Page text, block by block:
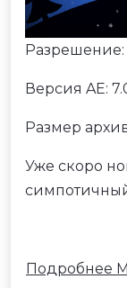
Разрешение:
Версия AE:
Размер
Уже скоро
Подробнее